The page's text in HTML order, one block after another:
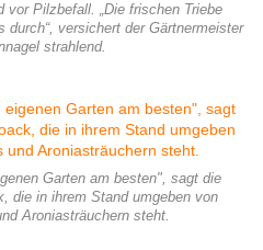
Pilzbefall. „Die frischen Triebe
durch“, versichert der Gärtnermeister
strahlend.
Garten am besten", sagt die
die in ihrem Stand umgeben von
Aroniasträuchern steht.